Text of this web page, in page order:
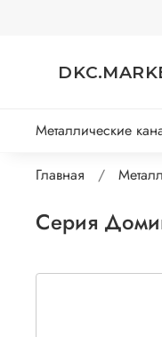
Металлические
Главная
Серия